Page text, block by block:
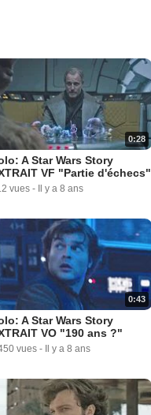
0:28
A Star Wars Story
VF "Partie d'échecs"
vues - Il y a 8 ans
0:43
A Star Wars Story
VO "190 ans ?"
vues - Il y a 8 ans